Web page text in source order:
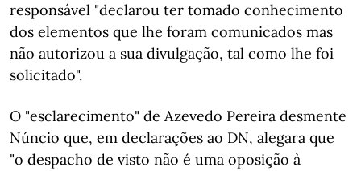
responsável "declarou ter tomado conhecimento
dos elementos que lhe foram comunicados mas
não autorizou a sua divulgação, tal como lhe foi
solicitado".
O "esclarecimento" de Azevedo Pereira desmente
Núncio que, em declarações ao DN, alegara que
"o despacho de visto não é uma oposição à